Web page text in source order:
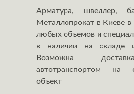
Арматура, швеллер,
Металлопрокат в Киеве в
любых объемов и
в наличии на складе
Возможна
автотранспортом на
объект